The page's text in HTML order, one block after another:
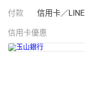
付款 信用卡／
信用卡優惠